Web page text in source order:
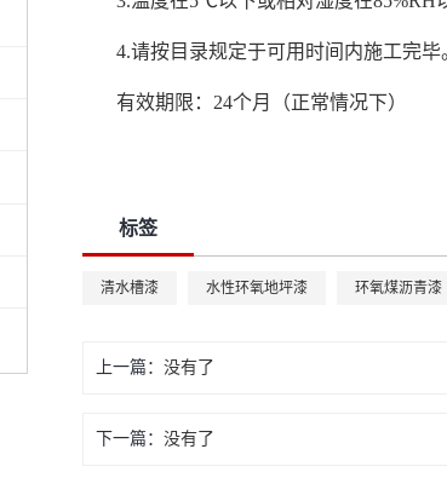
4.请按目录规定于可用时间内施工完毕
有效期限：24个月（正常情况下）
标签
清水槽漆 水性环氧地坪漆 环氧煤沥青漆
上一篇： 没有了
下一篇： 没有了